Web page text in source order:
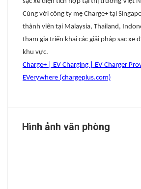
Cùng với công ty mẹ Charge+ tại
thành viên tại Malaysia, Thailand,
tham gia triển khai các giải pháp sạc xe
khu vực.
Charge+ | EV Charging | EV Charger
EVerywhere (chargeplus.com)
Hình ảnh văn phòng